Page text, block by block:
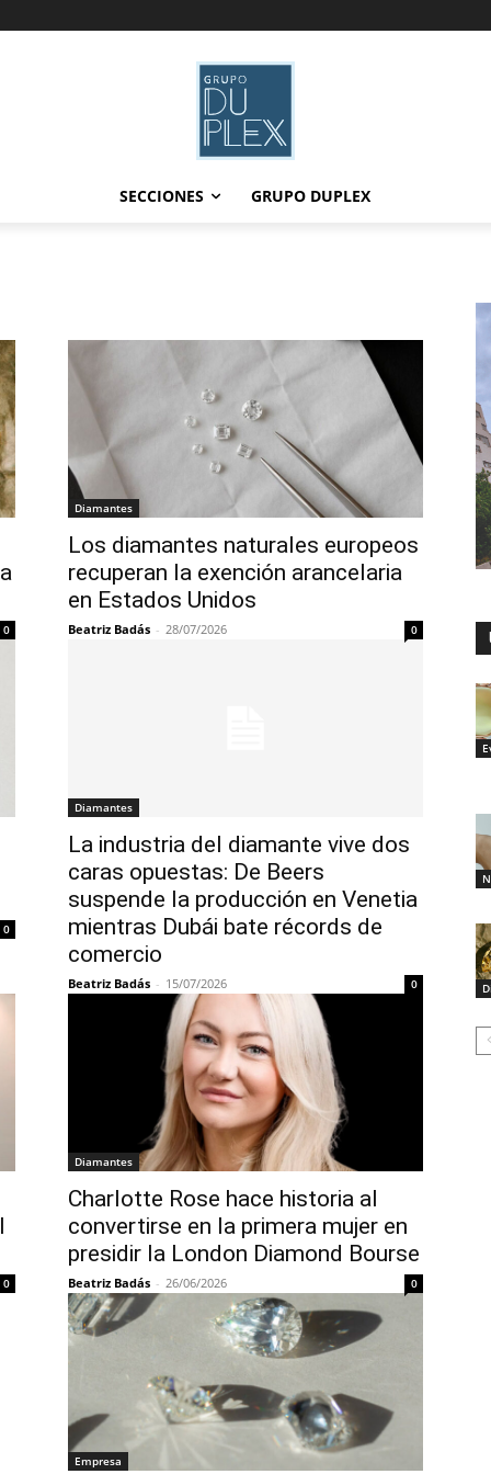
SECCIONES GRUPO DUPLEX
0
Diamantes
Los diamantes naturales europeos
recuperan la exención arancelaria
en Estados Unidos
Beatriz Badás - 28/07/2026 0
0
Diamantes
La industria del diamante vive dos
caras opuestas: De Beers
suspende la producción en Venetia
mientras Dubái bate récords de
comercio
Beatriz Badás - 15/07/2026 0
0
Diamantes
Charlotte Rose hace historia al
convertirse en la primera mujer en
presidir la London Diamond Bourse
Beatriz Badás - 26/06/2026 0
Empresa